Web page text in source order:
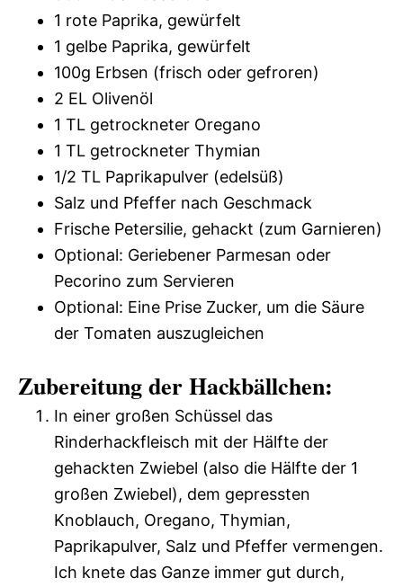
1 rote Paprika, gewürfelt
1 gelbe Paprika, gewürfelt
100g Erbsen (frisch oder gefroren)
2 EL Olivenöl
1 TL getrockneter Oregano
1 TL getrockneter Thymian
1/2 TL Paprikapulver (edelsüß)
Salz und Pfeffer nach Geschmack
Frische Petersilie, gehackt (zum Garnieren)
Optional: Geriebener Parmesan oder
Pecorino zum Servieren
Optional: Eine Prise Zucker, um die Säure
der Tomaten auszugleichen
Zubereitung der Hackbällchen:
In einer großen Schüssel das
Rinderhackfleisch mit der Hälfte der
gehackten Zwiebel (also die Hälfte der 1
großen Zwiebel), dem gepressten
Knoblauch, Oregano, Thymian,
Paprikapulver, Salz und Pfeffer vermengen.
Ich knete das Ganze immer gut durch,